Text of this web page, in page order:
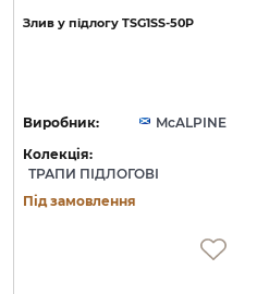
Злив у підлогу TSG1SS-50P
Виробник:
McALPINE
Колекція:
ТРАПИ ПІДЛОГОВІ
Під замовлення